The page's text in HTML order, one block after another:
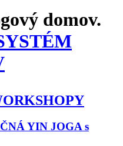
domov.
YIN JOGA s